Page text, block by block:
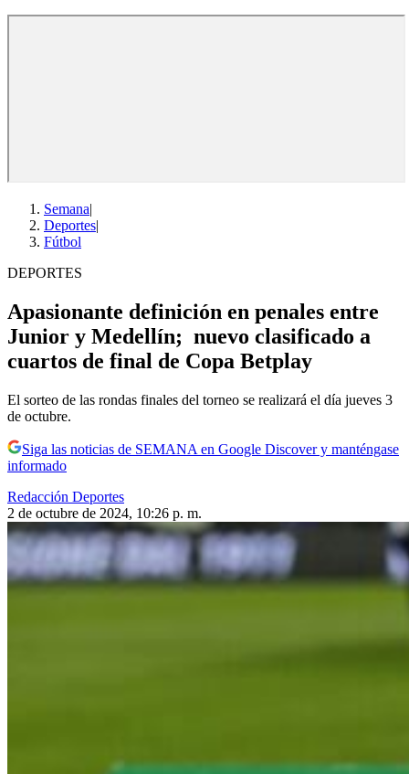
Semana|
Deportes|
Fútbol
DEPORTES
Apasionante definición en penales entre
Junior y Medellín; nuevo clasificado a
cuartos de final de Copa Betplay
El sorteo de las rondas finales del torneo se realizará el día jueves 3
de octubre.
Siga las noticias de SEMANA en Google Discover y manténgase
informado
Redacción Deportes
2 de octubre de 2024, 10:26 p. m.